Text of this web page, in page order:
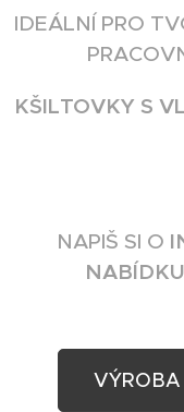
IDEÁLNÍ PRO
KŠILTOVKY S
NAPIŠ SI O
NABÍDKU
VÝROBA